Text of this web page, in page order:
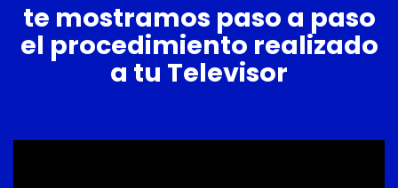
te mostramos paso a paso
el procedimiento realizado
a tu Televisor